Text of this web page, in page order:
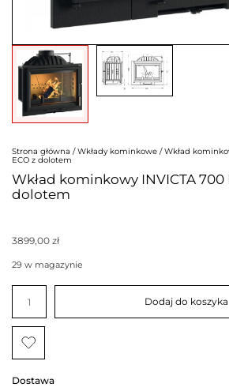
Strona główna /Wkłady kominkowe / Wkład
ECO z dolotem
Wkład kominkowy INVICTA 700
dolotem
Dostawa
3899,00 zł
29 w magazynie
ilość
Wkład
INVICTA
700
PHILOS
ECO
z
Dodaj do koszyka